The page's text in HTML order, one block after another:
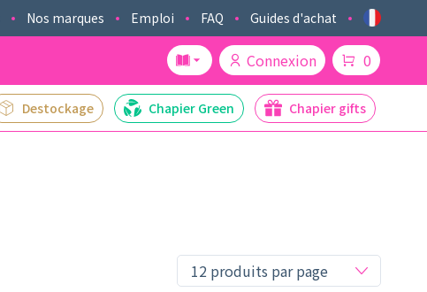
Nos marques Emploi FAQ Guides d'achat
Connexion 0
Destockage Chapier Green Chapier gifts